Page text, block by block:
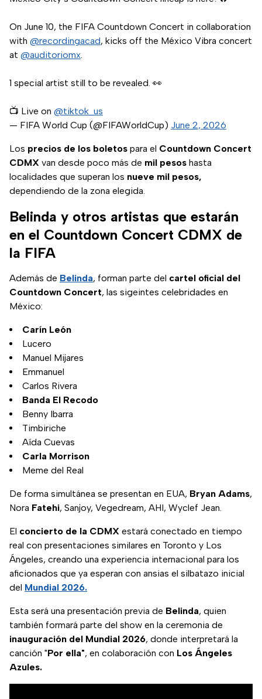
On June 10, the FIFA Countdown Concert in collaboration
with @recordingacad, kicks off the México Vibra concert
at @auditoriomx.
1 special artist still to be revealed. 👀
📺 Live on @tiktok_us
— FIFA World Cup (@FIFAWorldCup) June 2, 2026
Los precios de los boletos para el Countdown Concert
CDMX van desde poco más de mil pesos hasta
localidades que superan los nueve mil pesos,
dependiendo de la zona elegida.
Belinda y otros artistas que estarán
en el Countdown Concert CDMX de
la FIFA
Además de Belinda, forman parte del cartel oficial del
Countdown Concert, las sigeintes celebridades en
México:
Carín León
Lucero
Manuel Mijares
Emmanuel
Carlos Rivera
Banda El Recodo
Benny Ibarra
Timbiriche
Aída Cuevas
Carla Morrison
Meme del Real
De forma simultánea se presentan en EUA, Bryan Adams,
Nora Fatehi, Sanjoy, Vegedream, AHI, Wyclef Jean.
El concierto de la CDMX estará conectado en tiempo
real con presentaciones similares en Toronto y Los
Ángeles, creando una experiencia internacional para los
aficionados que ya esperan con ansias el silbatazo inicial
del Mundial 2026.
Esta será una presentación previa de Belinda, quien
también formará parte del show en la ceremonia de
inauguración del Mundial 2026, donde interpretará la
canción "Por ella", en colaboración con Los Ángeles
Azules.